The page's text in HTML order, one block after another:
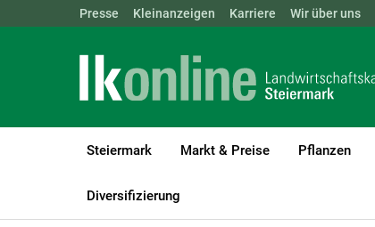
Landwirtschaftskammern: ÖSTERREICH BGLD
Presse Kleinanzeigen Karriere Wir über uns
Steiermark Markt & Preise Pflanzen
Diversifizierung
LK Steiermark Tiere